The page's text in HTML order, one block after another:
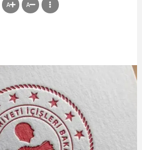
A A